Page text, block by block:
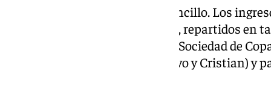
El desglose de las cuentas es sencillo. Los
sido de 16,219 millones de euros, repartidos en
abonos y el partido ante la Real Sociedad de
traspaso de jugadores (Álex Calvo y Cristian)